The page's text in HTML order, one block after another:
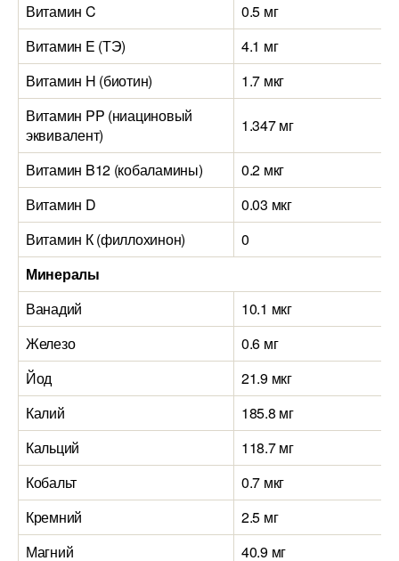
Витамин C
0.5 мг
Витамин E (ТЭ)
4.1 мг
Витамин H (биотин)
1.7 мкг
Витамин PP (ниациновый
эквивалент)
1.347 мг
Витамин B12 (кобаламины)
0.2 мкг
Витамин D
0.03 мкг
Витамин К (филлохинон)
0
Минералы
Ванадий
10.1 мкг
Железо
0.6 мг
Йод
21.9 мкг
Калий
185.8 мг
Кальций
118.7 мг
Кобальт
0.7 мкг
Кремний
2.5 мг
Магний
40.9 мг